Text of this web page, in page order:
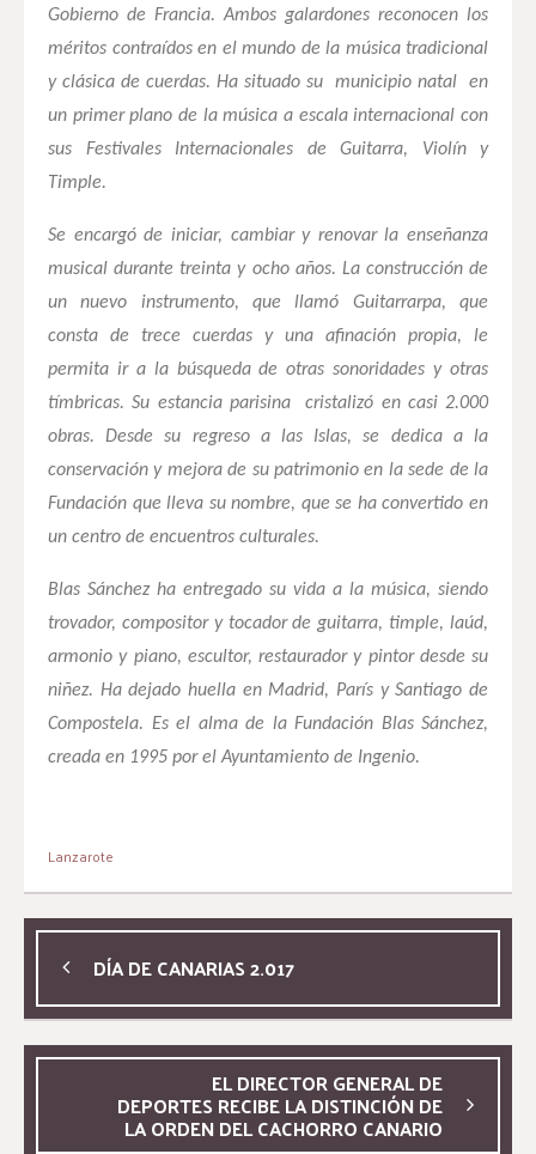
Gobierno de Francia. Ambos galardones reconocen los
méritos contraídos en el mundo de la música tradicional
y clásica de cuerdas. Ha situado su municipio natal en
un primer plano de la música a escala internacional con
sus Festivales Internacionales de Guitarra, Violín y
Timple.
Se encargó de iniciar, cambiar y renovar la enseñanza
musical durante treinta y ocho años. La construcción de
un nuevo instrumento, que llamó Guitarrarpa, que
consta de trece cuerdas y una afinación propia, le
permita ir a la búsqueda de otras sonoridades y otras
tímbricas. Su estancia parisina cristalizó en casi 2.000
obras. Desde su regreso a las Islas, se dedica a la
conservación y mejora de su patrimonio en la sede de la
Fundación que lleva su nombre, que se ha convertido en
un centro de encuentros culturales.
Blas Sánchez ha entregado su vida a la música, siendo
trovador, compositor y tocador de guitarra, timple, laúd,
armonio y piano, escultor, restaurador y pintor desde su
niñez. Ha dejado huella en Madrid, París y Santiago de
Compostela. Es el alma de la Fundación Blas Sánchez,
creada en 1995 por el Ayuntamiento de Ingenio.
Lanzarote
DÍA DE CANARIAS 2.017
EL DIRECTOR GENERAL DE
DEPORTES RECIBE LA DISTINCIÓN DE
LA ORDEN DEL CACHORRO CANARIO